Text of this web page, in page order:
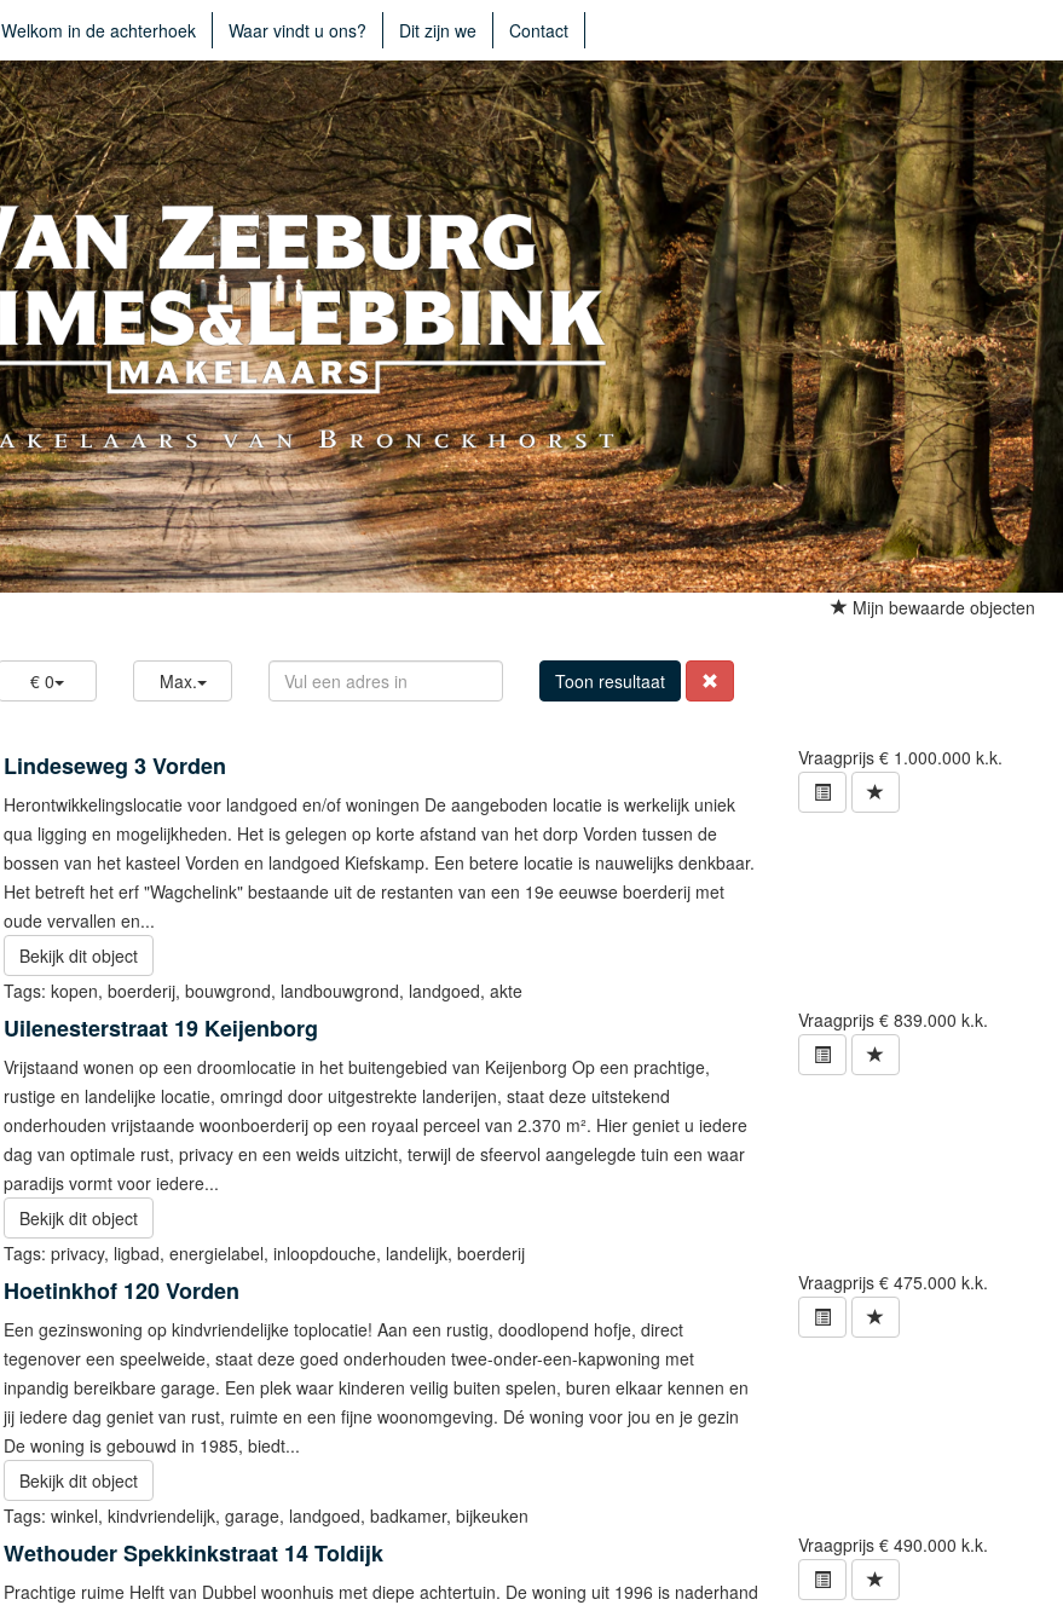
Welkom in de achterhoek Waar vindt u ons? Dit zijn we Contact
Mijn bewaarde objecten
€ 0 Max.
Toon resultaat
Lindeseweg 3Vorden
Herontwikkelingslocatie voor landgoed en/of woningen De aangeboden locatie is werkelijk uniek
qua ligging en mogelijkheden. Het is gelegen op korte afstand van het dorp Vorden tussen de
bossen van het kasteel Vorden en landgoed Kiefskamp. Een betere locatie is nauwelijks denkbaar.
Het betreft het erf "Wagchelink" bestaande uit de restanten van een 19e eeuwse boerderij met
oude vervallen en...
Bekijk dit object
Tags: kopen, boerderij, bouwgrond, landbouwgrond, landgoed, akte
Vraagprijs € 1.000.000 k.k.
Uilenesterstraat 19 Keijenborg
Vrijstaand wonen op een droomlocatie in het buitengebied van Keijenborg Op een prachtige,
rustige en landelijke locatie, omringd door uitgestrekte landerijen, staat deze uitstekend
onderhouden vrijstaande woonboerderij op een royaal perceel van 2.370 m². Hier geniet u iedere
dag van optimale rust, privacy en een weids uitzicht, terwijl de sfeervol aangelegde tuin een waar
paradijs vormt voor iedere...
Bekijk dit object
Tags: privacy, ligbad, energielabel, inloopdouche, landelijk, boerderij
Vraagprijs € 839.000 k.k.
Hoetinkhof 120Vorden
Een gezinswoning op kindvriendelijke toplocatie! Aan een rustig, doodlopend hofje, direct
tegenover een speelweide, staat deze goed onderhouden twee-onder-een-kapwoning met
inpandig bereikbare garage. Een plek waar kinderen veilig buiten spelen, buren elkaar kennen en
jij iedere dag geniet van rust, ruimte en een fijne woonomgeving. Dé woning voor jou en je gezin
De woning is gebouwd in 1985, biedt...
Bekijk dit object
Tags: winkel, kindvriendelijk, garage, landgoed, badkamer, bijkeuken
Vraagprijs € 475.000 k.k.
Wethouder Spekkinkstraat 14Toldijk
Prachtige ruime Helft van Dubbel woonhuis met diepe achtertuin. De woning uit 1996 is naderhand
Vraagprijs € 490.000 k.k.